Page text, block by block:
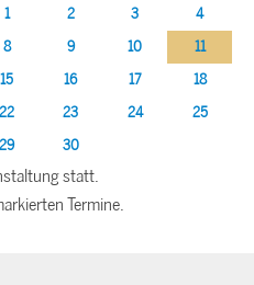
1
2 3
4
8 9 10
11
15 16 17
18
22 23 24
25
29 30
statt.
Termine.